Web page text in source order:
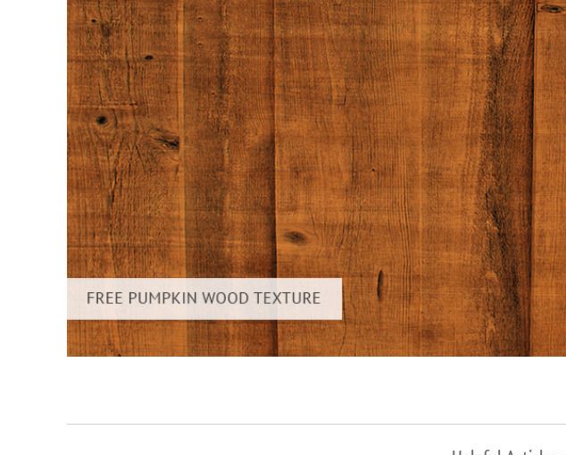
Ürün Rötuş Hizmetleri